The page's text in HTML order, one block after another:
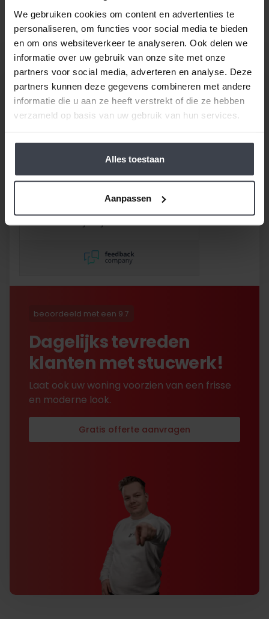
We gebruiken cookies om content en advertenties te
personaliseren, om functies voor social media te bieden
en om ons websiteverkeer te analyseren. Ook delen we
informatie over uw gebruik van onze site met onze
partners voor social media, adverteren en analyse. Deze
partners kunnen deze gegevens combineren met andere
informatie die u aan ze heeft verstrekt of die ze hebben
verzameld op basis van uw gebruik van hun services.
Alles toestaan
Aanpassen
Gewoon bij u thuis, voor een echte Slegers
Spuitwerken prijs.
9.8 / 10 116 reviews
10/10 Bob
Gebruik gemaakt van de
en dat hebben ze super
netjes gedaan!
beoordeeld met een 9.7
Dagelijks tevreden
klanten met stucwerk!
Laat ook uw woning voorzien van een frisse
en moderne look.
Gratis offerte aanvragen